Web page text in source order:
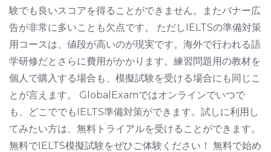
験でも良いスコアを得ることができません。またバナー広
告が非常に多いことも欠点です。 ただしIELTSの準備対策
用コースは、値段が高いのが現実です。海外で行われる語
学研修だとさらに費用がかかります。練習問題用の教材を
個人で購入する場合も、模擬試験を受ける場合にも同じこ
とが言えます。 GlobalExamではオンラインでいつで
も、どこででもIELTS準備対策ができます。試しに利用し
てみたい方は、無料トライアルを受けることができます。
無料でIELTS模擬試験をぜひご体験ください！ 無料で始め